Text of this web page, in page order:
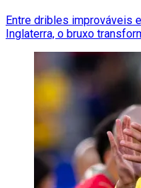
Entre dribles improváveis
Inglaterra, o bruxo